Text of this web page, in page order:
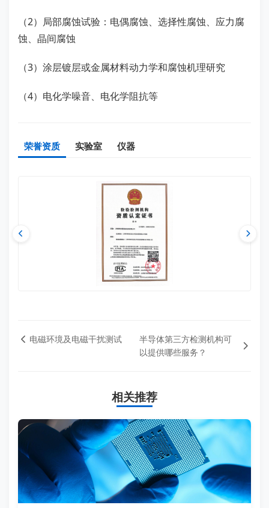
（2）局部腐蚀试验：电偶腐蚀、选择性腐蚀、应力腐
蚀、晶间腐蚀
（3）涂层镀层或金属材料动力学和腐蚀机理研究
（4）电化学噪音、电化学阻抗等
荣誉资质 实验室 仪器
电磁环境及电磁干扰测试
半导体第三方检测机构可
以提供哪些服务？
相关推荐